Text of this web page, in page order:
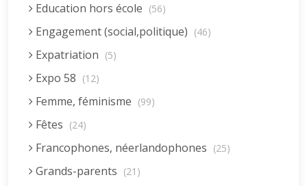
Education hors école (56)
Engagement (social,politique) (46)
Expatriation (5)
Expo 58 (12)
Femme, féminisme (99)
Fêtes (24)
Francophones, néerlandophones (25)
Grands-parents (21)